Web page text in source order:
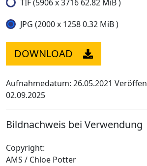
TIF (5906 x 3716 62.82 MiB )
JPG (2000 x 1258 0.32 MiB )
DOWNLOAD
Aufnahmedatum: 26.05.2021
02.09.2025
Bildnachweis bei Verwendung
Copyright:
AMS / Chloe Potter